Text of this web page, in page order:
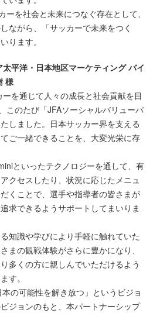
ーを社会と未来につなぐ存在として、
ながら、「サッカーで未来をつく
ります。
平洋・日本地区マーケティング バイ
様
を通じて人々の成長と社会貢献を目
このたび「JFAソーシャルバリューパ
しました。日本サッカー界を支える
ご一緒できることを、大変光栄に存
といったテクノロジーを通して、有
クセスしたり、状況に応じたメニュ
くことで、選手や指導者の皆さまが
求できるようサポートしてまいりま
知識や学びにより手軽に触れていた
まの観戦体験がさらに豊かになり、
多くの方に親しんでいただけるよう
す。
の可能性を解き放つ」というビジョ
ジョンのもと、本パートナーシップ